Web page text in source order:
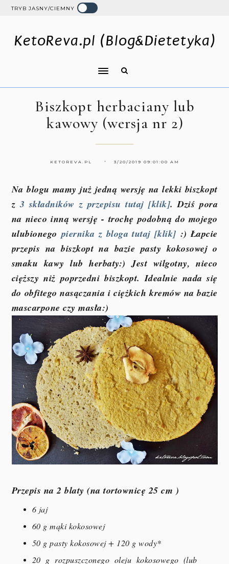
TRYB JASNY/CIEMNY
KetoReva.pl (Blog&Dietetyka)
Biszkopt herbaciany lub
kawowy (wersja nr 2)
KETOREVA.PL 3/20/2019 09:01:00 AM
Na blogu mamy już jedną wersję na lekki biszkopt
z3 składników z przepisu tutaj [klik]. Dziś pora
na nieco inną wersję - trochę podobną do mojego
ulubionego piernika z bloga tutaj [klik] :) Łapcie
przepis na biszkopt na bazie pasty kokosowej o
smaku kawy lub herbaty:) Jest wilgotny, nieco
cięższy niż poprzedni biszkopt. Idealnie nada się
do obfitego nasączania i ciężkich kremów na bazie
mascarpone czy masła:)
Przepis na 2 blaty (na tortownicę 25 cm )
6 jaj
60 g mąki kokosowej
50 g pasty kokosowej + 120 g wody*
20 g rozpuszczonego oleju kokosowego (lub